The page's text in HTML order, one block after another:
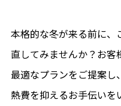
本格的な冬が来る前に、
直してみませんか？お客
最適なプランをご提案し
熱費を抑えるお手伝いを